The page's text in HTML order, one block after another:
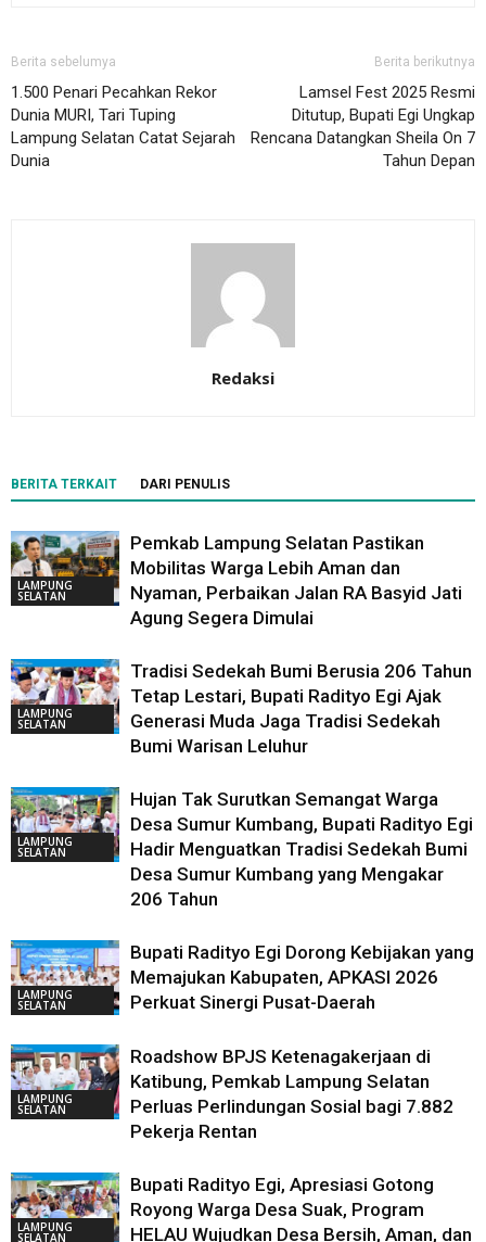
Berita sebelumya
1.500 Penari Pecahkan Rekor
Dunia MURI, Tari Tuping
Lampung Selatan Catat Sejarah
Dunia
Berita berikutnya
Lamsel Fest 2025 Resmi
Ditutup, Bupati Egi Ungkap
Rencana Datangkan Sheila On 7
Tahun Depan
Redaksi
BERITA TERKAIT DARI PENULIS
LAMPUNG
SELATAN
Pemkab Lampung Selatan Pastikan
Mobilitas Warga Lebih Aman dan
Nyaman, Perbaikan Jalan RA Basyid Jati
Agung Segera Dimulai
LAMPUNG
SELATAN
Tradisi Sedekah Bumi Berusia 206 Tahun
Tetap Lestari, Bupati Radityo Egi Ajak
Generasi Muda Jaga Tradisi Sedekah
Bumi Warisan Leluhur
LAMPUNG
SELATAN
Hujan Tak Surutkan Semangat Warga
Desa Sumur Kumbang, Bupati Radityo Egi
Hadir Menguatkan Tradisi Sedekah Bumi
Desa Sumur Kumbang yang Mengakar
206 Tahun
LAMPUNG
SELATAN
Bupati Radityo Egi Dorong Kebijakan yang
Memajukan Kabupaten, APKASI 2026
Perkuat Sinergi Pusat-Daerah
LAMPUNG
SELATAN
Roadshow BPJS Ketenagakerjaan di
Katibung, Pemkab Lampung Selatan
Perluas Perlindungan Sosial bagi 7.882
Pekerja Rentan
LAMPUNG
SELATAN
Bupati Radityo Egi, Apresiasi Gotong
Royong Warga Desa Suak, Program
HELAU Wujudkan Desa Bersih, Aman, dan